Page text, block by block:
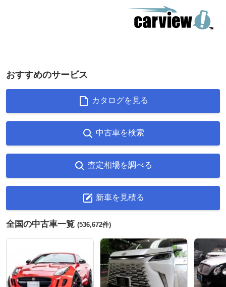
おすすめのサービス
カタログを見る
中古車を検索
査定相場を調べる
新車を見積る
全国の中古車一覧 (536,672件)